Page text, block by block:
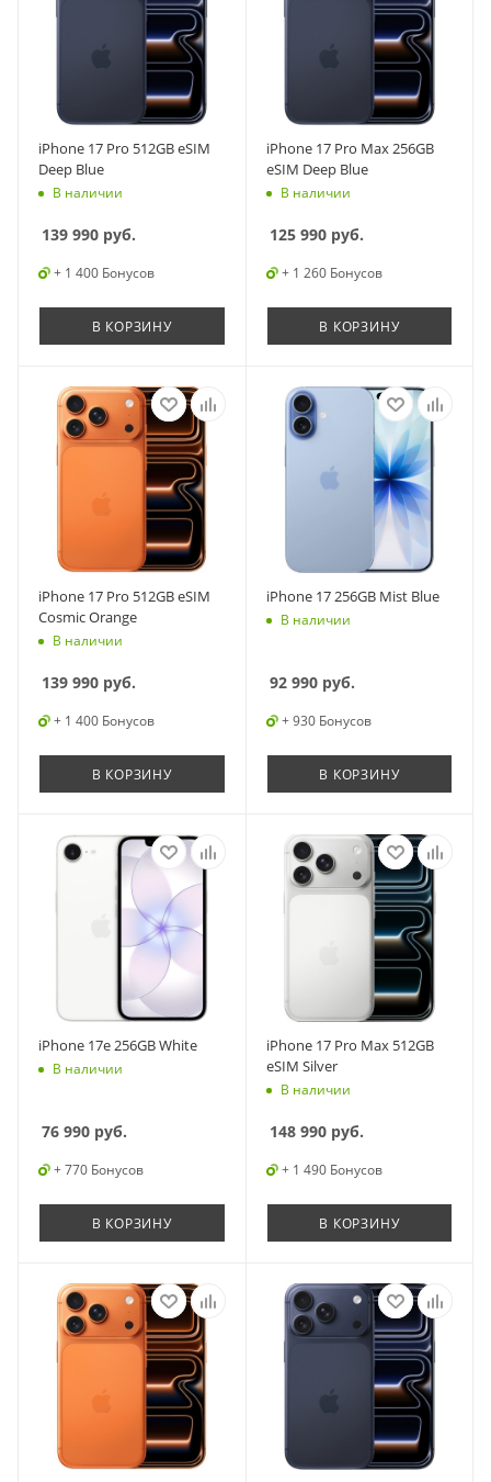
iPhone 17 Pro 512GB eSIM
Deep Blue
В наличии
139 990 руб.
+ 1 400 Бонусов
В КОРЗИНУ
iPhone 17 Pro Max 256GB
eSIM Deep Blue
В наличии
125 990руб.
+ 1 260 Бонусов
В КОРЗИНУ
iPhone 17 Pro 512GB eSIM
Cosmic Orange
В наличии
139 990 руб.
+ 1 400 Бонусов
В КОРЗИНУ
iPhone 17 256GB Mist Blue
В наличии
92 990руб.
+ 930 Бонусов
В КОРЗИНУ
iPhone 17e 256GB White
В наличии
76 990 руб.
+ 770 Бонусов
В КОРЗИНУ
iPhone 17 Pro Max 512GB
eSIM Silver
В наличии
148 990руб.
+ 1 490 Бонусов
В КОРЗИНУ